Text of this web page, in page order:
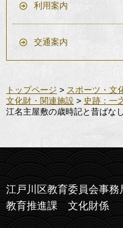
利用案内
交通案内
トップページ > スポーツ・文
文化財・関連施設 > 史跡：一
江名主屋敷の歳時記と昔ばな
江戸川区教育委員会事
教育推進課 文化財係